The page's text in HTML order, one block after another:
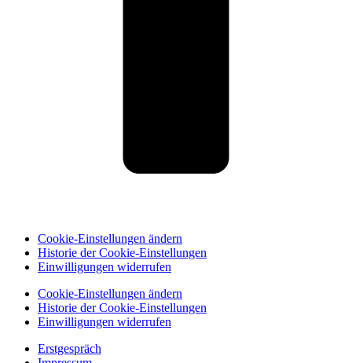
Cookie-Einstellungen ändern
Historie der Cookie-Einstellungen
Einwilligungen widerrufen
Cookie-Einstellungen ändern
Historie der Cookie-Einstellungen
Einwilligungen widerrufen
Erstgespräch